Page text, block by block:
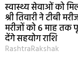
स्वास्थ्य सेवाओं को
श्री तिवारी ने टीबी
मरीजों को 6 माह
देंगे सहयोग राशि
RashtraRakshak